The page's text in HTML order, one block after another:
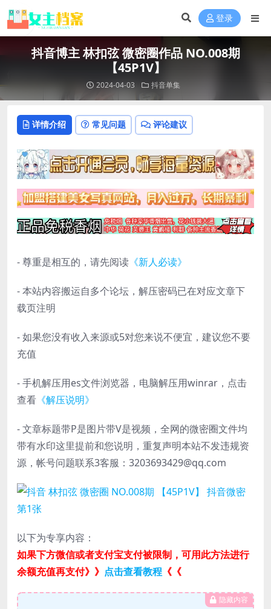
登录
抖音博主 林扣弦 微密圈作品 NO.008期
【45P1V】
2024-04-03 抖音单集
详情介绍 常见问题 评论建议
- 尊重是相互的，请先阅读 《新人必读》
- 本站内容搬运自多个论坛，解压密码已在对应文章下
载页注明
- 如果您没有收入来源或5对您来说不便宜，建议您不要
充值
- 手机解压用es文件浏览器，电脑解压用winrar，点击
查看 《解压说明》
- 文章标题带P是图片带V是视频，全网的微密圈文件均
带有水印这里提前和您说明，重复声明本站不发违规资
源，帐号问题联系3客服：3203693429@qq.com
以下为专享内容：
如果下方微信或者支付宝支付被限制，可用此方法进行
余额充值再支付》》 点击查看教程 《《
隐藏内容